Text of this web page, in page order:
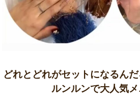
どれとどれがセットになる
ルンルンで大人気